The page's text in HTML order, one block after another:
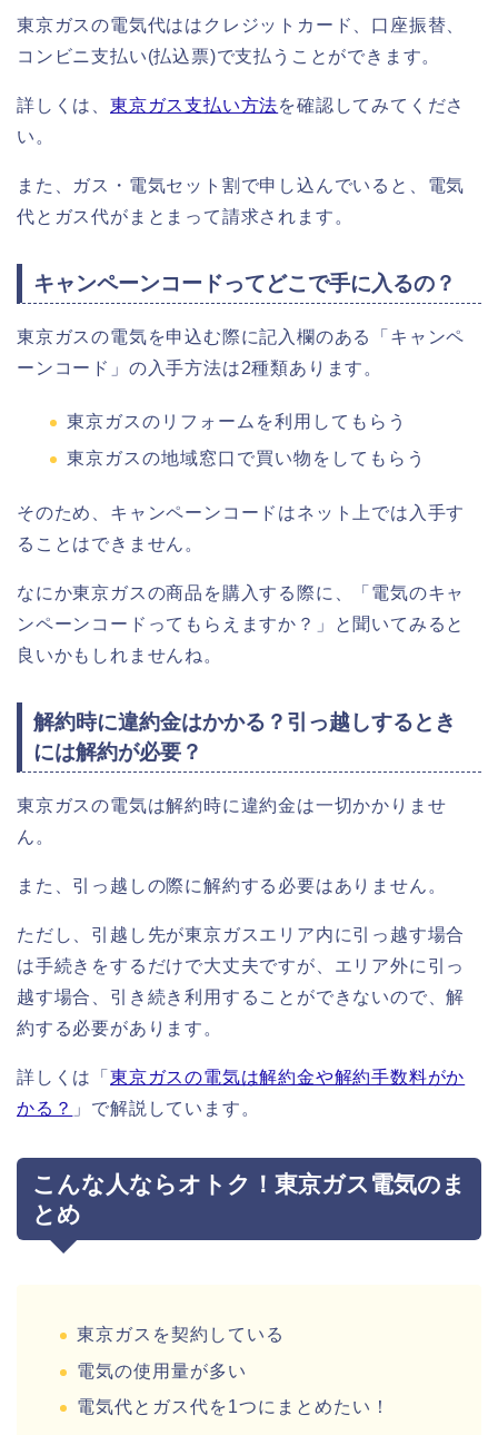
東京ガスの電気代ははクレジットカード、口座振替、
コンビニ支払い(払込票)で支払うことができます。
詳しくは、 東京ガス支払い方法を確認してみてくださ
い。
また、ガス・電気セット割で申し込んでいると、電気
代とガス代がまとまって請求されます。
キャンペーンコードってどこで手に入るの？
東京ガスの電気を申込む際に記入欄のある「キャンペ
ーンコード」の入手方法は2種類あります。
東京ガスのリフォームを利用してもらう
東京ガスの地域窓口で買い物をしてもらう
そのため、キャンペーンコードはネット上では入手す
ることはできません。
なにか東京ガスの商品を購入する際に、「電気のキャ
ンペーンコードってもらえますか？」と聞いてみると
良いかもしれませんね。
解約時に違約金はかかる？引っ越しするとき
には解約が必要？
東京ガスの電気は解約時に違約金は一切かかりませ
ん。
また、引っ越しの際に解約する必要はありません。
ただし、引越し先が東京ガスエリア内に引っ越す場合
は手続きをするだけで大丈夫ですが、エリア外に引っ
越す場合、引き続き利用することができないので、解
約する必要があります。
詳しくは「 東京ガスの電気は解約金や解約手数料がか
かる？ 」で解説しています。
こんな人ならオトク！東京ガス電気のま
とめ
東京ガスを契約している
電気の使用量が多い
電気代とガス代を1つにまとめたい！